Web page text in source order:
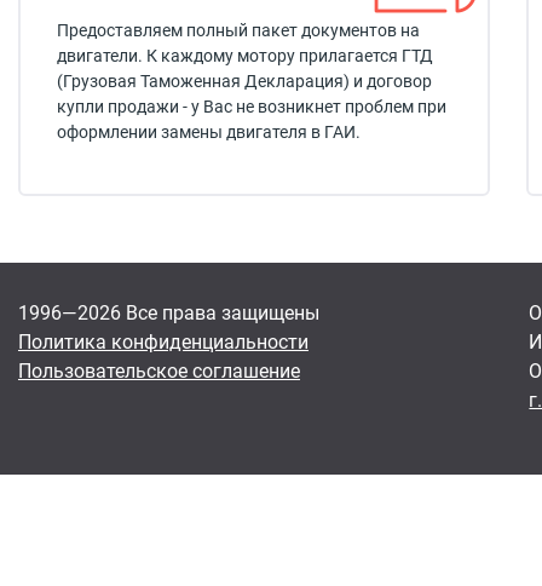
Предоставляем полный пакет документов на
двигатели. К каждому мотору прилагается ГТД
(Грузовая Таможенная Декларация) и договор
купли продажи - у Вас не возникнет проблем при
оформлении замены двигателя в ГАИ.
1996—2026 Все права защищены
Политика конфиденциальности
Пользовательское соглашение